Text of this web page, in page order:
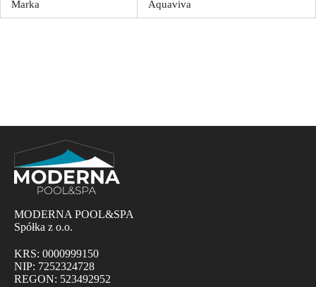
Marka Aquaviva
MODERNA POOL&SPA
Spółka z o.o.
KRS: 0000999150
NIP: 7252324728
REGON: 523492952